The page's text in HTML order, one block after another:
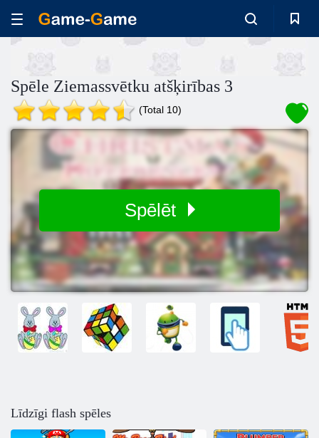
Spēle Ziemassvētku atšķirības 3
(Total 10)
Spēlēt
Līdzīgi flash spēles